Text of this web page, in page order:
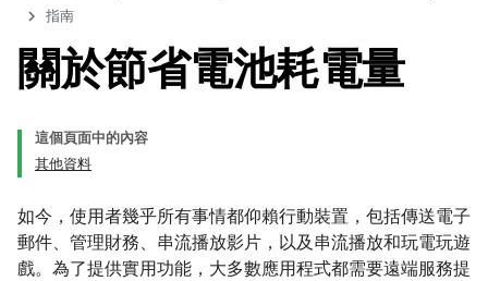
指南
關於節省電池耗電量
這個頁面中的內容
其他資料
如今，使用者幾乎所有事情都仰賴行動裝置，包括傳送電子
郵件、管理財務、串流播放影片，以及串流播放和玩電玩遊
戲。為了提供實用功能，大多數應用程式都需要遠端服務提